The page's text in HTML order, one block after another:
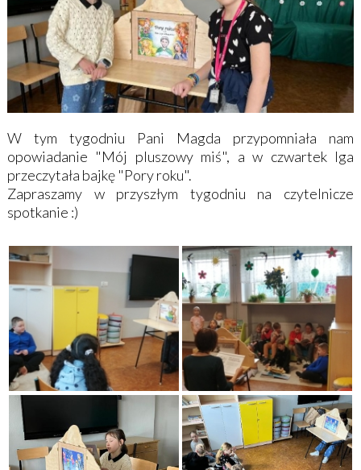
W tym tygodniu Pani Magda przypomniała nam
opowiadanie "Mój pluszowy miś", a w czwartek Iga
przeczytała bajkę "Pory roku".
Zapraszamy w przyszłym tygodniu na czytelnicze
spotkanie :)